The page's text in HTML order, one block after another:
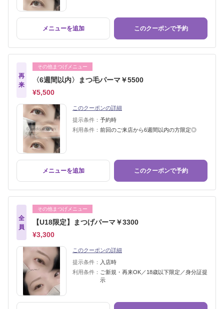
メニューを追加 このクーポンで予約
再
来
その他まつげメニュー
〈6週間以内〉まつ毛パーマ￥5500
¥5,500
このクーポンの詳細
提示条件： 予約時
利用条件： 前回のご来店から6週間以内の方限定◎
メニューを追加 このクーポンで予約
全
員
その他まつげメニュー
【U18限定】まつげパーマ￥3300
¥3,300
このクーポンの詳細
提示条件：
入店時
利用条件： ご新規・再来OK／18歳以下限定／身分証提
示